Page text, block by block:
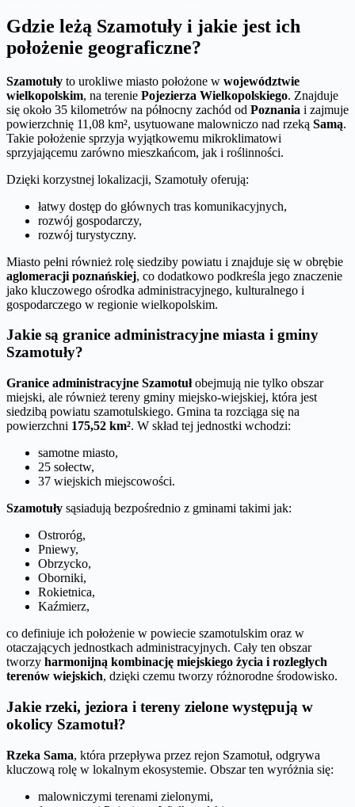
Gdzie leżą Szamotuły i jakie jest ich
położenie geograficzne?
Szamotuły to urokliwe miasto położone w województwie
wielkopolskim, na terenie Pojezierza Wielkopolskiego. Znajduje
się około 35 kilometrów na północny zachód od Poznania i zajmuje
powierzchnię 11,08 km², usytuowane malowniczo nad rzeką Samą.
Takie położenie sprzyja wyjątkowemu mikroklimatowi
sprzyjającemu zarówno mieszkańcom, jak i roślinności.
Dzięki korzystnej lokalizacji, Szamotuły oferują:
łatwy dostęp do głównych tras komunikacyjnych,
rozwój gospodarczy,
rozwój turystyczny.
Miasto pełni również rolę siedziby powiatu i znajduje się w obrębie
aglomeracji poznańskiej, co dodatkowo podkreśla jego znaczenie
jako kluczowego ośrodka administracyjnego, kulturalnego i
gospodarczego w regionie wielkopolskim.
Jakie są granice administracyjne miasta i gminy
Szamotuły?
Granice administracyjne Szamotułobejmują nie tylko obszar
miejski, ale również tereny gminy miejsko-wiejskiej, która jest
siedzibą powiatu szamotulskiego. Gmina ta rozciąga się na
powierzchni 175,52 km². W skład tej jednostki wchodzi:
samotne miasto,
25 sołectw,
37 wiejskich miejscowości.
Szamotuły sąsiadują bezpośrednio z gminami takimi jak:
Ostroróg,
Pniewy,
Obrzycko,
Oborniki,
Rokietnica,
Kaźmierz,
co definiuje ich położenie w powiecie szamotulskim oraz w
otaczających jednostkach administracyjnych. Cały ten obszar
tworzy harmonijną kombinację miejskiego życia i rozległych
terenów wiejskich, dzięki czemu tworzy różnorodne środowisko.
Jakie rzeki, jeziora i tereny zielone występują w
okolicy Szamotuł?
Rzeka Sama, która przepływa przez rejon Szamotuł, odgrywa
kluczową rolę w lokalnym ekosystemie. Obszar ten wyróżnia się:
malowniczymi terenami zielonymi,